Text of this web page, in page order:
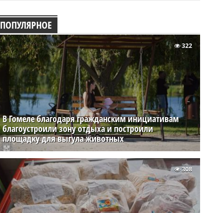
ПОПУЛЯРНОЕ
В Гомеле благодаря гражданским инициативам
благоустроили зону отдыха и построили
площадку для выгула животных
322
308